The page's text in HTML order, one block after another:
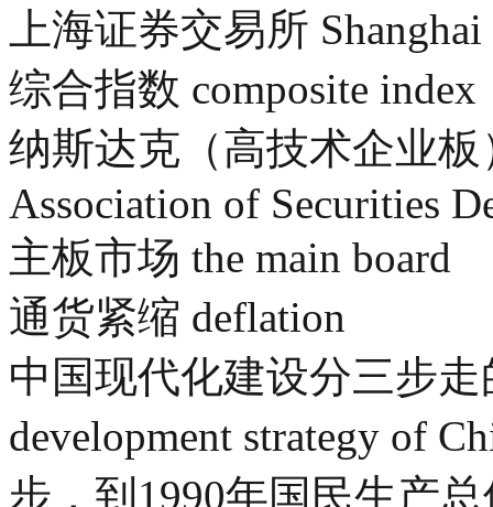
上海证券交易所
综合指数 composite index
纳斯达克（高技术企业
Association of Securities
主板市场 the main board
通货紧缩 deflation
中国现代化建设分三步走
development strategy of
步，到1990年国民生产